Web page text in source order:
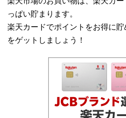
っぱい貯まります。
楽天カードでポイントをお得に
をゲットしましょう！